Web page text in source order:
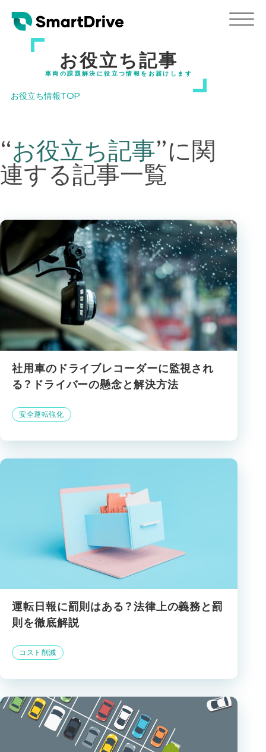
お役立ち記事
車両の課題解決に役立つ情報をお届けします
お役立ち情報TOP
“お役立ち記事”に関
連する記事一覧
社用車のドライブレコーダーに監視され
る？ドライバーの懸念と解決方法
安全運転強化
運転日報に罰則はある？法律上の義務と罰
則を徹底解説
コスト削減